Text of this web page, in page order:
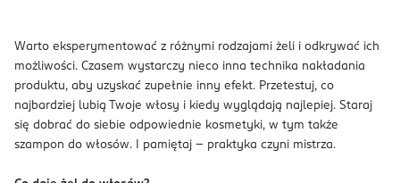
Warto eksperymentować z różnymi rodzajami żeli i odkrywać ich
możliwości. Czasem wystarczy nieco inna technika nakładania
produktu, aby uzyskać zupełnie inny efekt. Przetestuj, co
najbardziej lubią Twoje włosy i kiedy wyglądają najlepiej. Staraj
się dobrać do siebie odpowiednie kosmetyki, w tym także
szampon do włosów. I pamiętaj – praktyka czyni mistrza.